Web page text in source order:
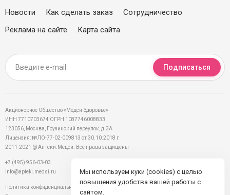
Новости
Как сделать заказ
Сотрудничество
Реклама на сайте
Карта сайта
Подписаться
Акционерное Общество «Медси-Здоровье»
ИНН 7710703674 ОГРН 1087746008833
123056, Москва, Грузинский переулок, д.3А
Лицензия: №ЛО-77-02-009813 от 30.10.2018 г
2011-2021 @ Аптеки.Медси. Все права защищены
+7 (495) 956-03-03
info@apteki.medsi.ru
Политика конфиденциальности
Мы используем куки (cookies) с целью
повышения удобства вашей работы с
сайтом.